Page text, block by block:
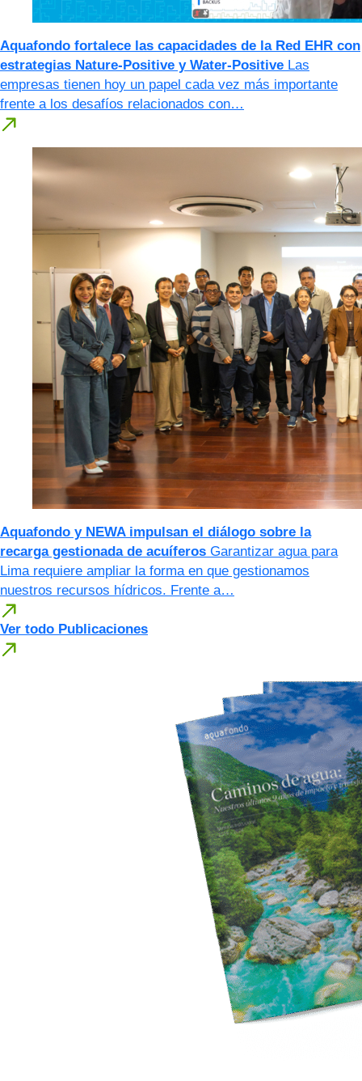
Aquafondo fortalece las capacidades de la Red EHR con
estrategias Nature-Positive y Water-Positive Las
empresas tienen hoy un papel cada vez más importante
frente a los desafíos relacionados con…
Aquafondo y NEWA impulsan el diálogo sobre la
recarga gestionada de acuíferos Garantizar agua para
Lima requiere ampliar la forma en que gestionamos
nuestros recursos hídricos. Frente a…
Ver todo Publicaciones